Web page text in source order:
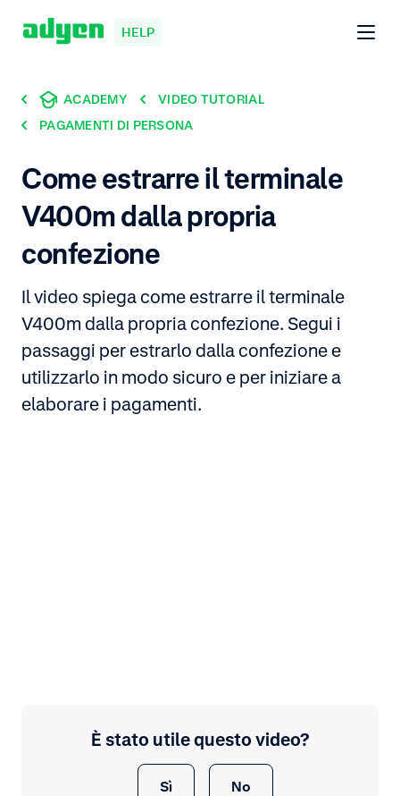
HELP
ACADEMY
VIDEO TUTORIAL
PAGAMENTI DI PERSONA
Come estrarre il terminale
V400m dalla propria
confezione
Il video spiega come estrarre il terminale
V400m dalla propria confezione. Segui i
passaggi per estrarlo dalla confezione e
utilizzarlo in modo sicuro e per iniziare a
elaborare i pagamenti.
È stato utile questo video?
Sì No